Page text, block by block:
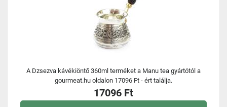
A Dzsezva kávékiöntő 360ml terméket a Manu tea gyártótól a
gourmeat.hu oldalon 17096 Ft - ért találja.
17096 Ft